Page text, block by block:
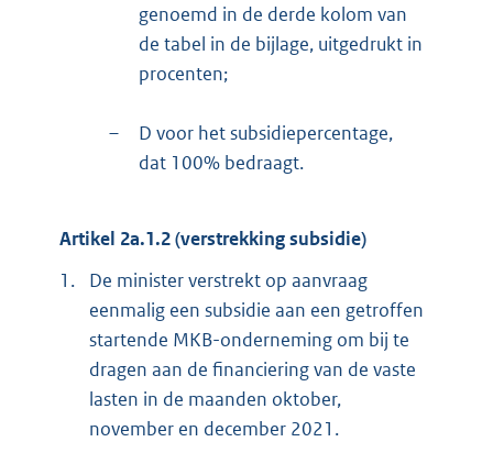
genoemd in de derde kolom van
de tabel in de bijlage, uitgedrukt in
procenten;
–
D voor het subsidiepercentage,
dat 100% bedraagt.
Artikel 2a.1.2 (verstrekking subsidie)
1.
De minister verstrekt op aanvraag
eenmalig een subsidie aan een getroffen
startende MKB-onderneming om bij te
dragen aan de financiering van de vaste
lasten in de maanden oktober,
november en december 2021.